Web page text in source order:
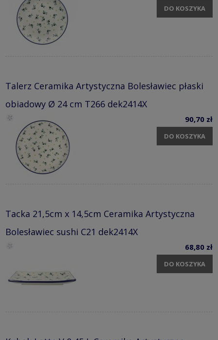
DO KOSZYKA
Talerz Ceramika Artystyczna Bolesławiec płaski
obiadowy Ø 24 cm T266 dek2414X
90,70 zł
DO KOSZYKA
Tacka 21,5cm x 14,5cm Ceramika Artystyczna
Bolesławiec sushi C21 dek2414X
68,80 zł
DO KOSZYKA